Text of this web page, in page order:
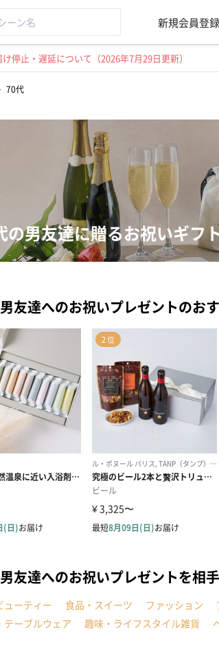
新規会員登録
停止・遅延について（2026年7月29日更新）
70代
の男友達に贈るお祝いギフ
友達へのお祝いプレゼントのお
友達へのお祝いプレゼントを相
ューティー 食品・スイーツ ファッション
テーブルウェア
趣味・ライフスタイル雑貨